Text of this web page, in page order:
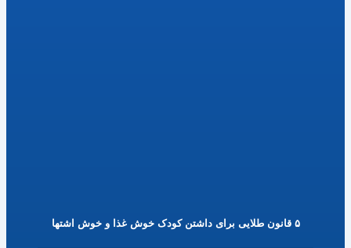
۵ قانون طلایی برای داشتن کودک خوش غذا و خوش اشتها